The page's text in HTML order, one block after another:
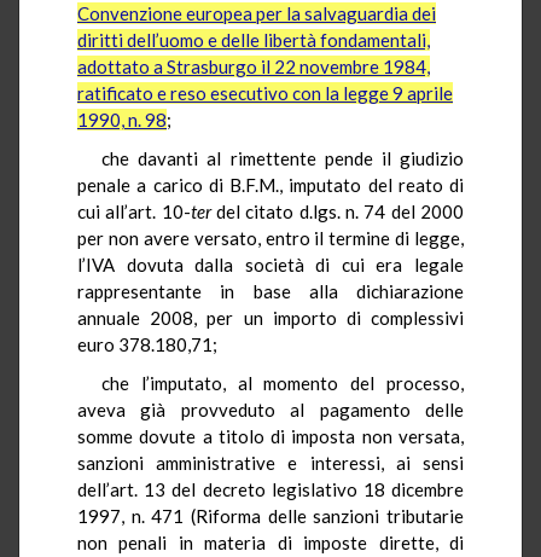
Convenzione europea per la salvaguardia dei
diritti dell’uomo e delle libertà fondamentali,
adottato a Strasburgo il 22 novembre 1984,
ratificato e reso esecutivo con la legge 9 aprile
1990, n. 98;
che davanti al rimettente pende il giudizio
penale a carico di B.F.M., imputato del reato di
cui all’art. 10-terdel citato d.lgs. n. 74 del 2000
per non avere versato, entro il termine di legge,
l’IVA dovuta dalla società di cui era legale
rappresentante in base alla dichiarazione
annuale 2008, per un importo di complessivi
euro 378.180,71;
che l’imputato, al momento del processo,
aveva già provveduto al pagamento delle
somme dovute a titolo di imposta non versata,
sanzioni amministrative e interessi, ai sensi
dell’art. 13 del decreto legislativo 18 dicembre
1997, n. 471 (Riforma delle sanzioni tributarie
non penali in materia di imposte dirette, di